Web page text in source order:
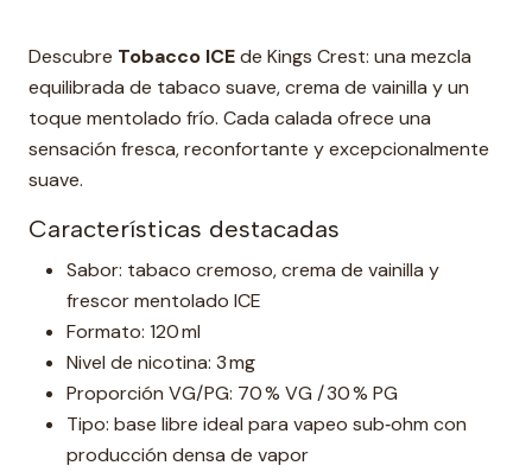
Descubre Tobacco ICEde Kings Crest: una mezcla
equilibrada de tabaco suave, crema de vainilla y un
toque mentolado frío. Cada calada ofrece una
sensación fresca, reconfortante y excepcionalmente
suave.
Características destacadas
Sabor: tabaco cremoso, crema de vainilla y
frescor mentolado ICE
Formato: 120 ml
Nivel de nicotina: 3 mg
Proporción VG/PG: 70 % VG / 30 % PG
Tipo: base libre ideal para vapeo sub‑ohm con
producción densa de vapor